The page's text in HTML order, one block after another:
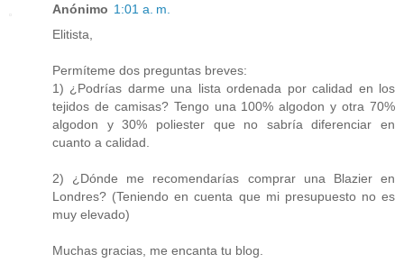
Anónimo 1:01 a. m.
Elitista,
Permíteme dos preguntas breves:
1) ¿Podrías darme una lista ordenada por calidad en los
tejidos de camisas? Tengo una 100% algodon y otra 70%
algodon y 30% poliester que no sabría diferenciar en
cuanto a calidad.
2) ¿Dónde me recomendarías comprar una Blazier en
Londres? (Teniendo en cuenta que mi presupuesto no es
muy elevado)
Muchas gracias, me encanta tu blog.